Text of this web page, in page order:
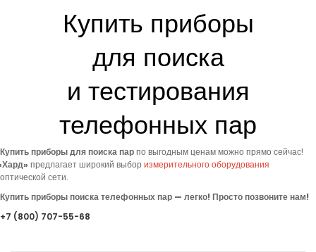
Купить приборы
для поиска
и тестирования
телефонных пар
Купить приборы для поиска парпо выгодным ценам можно прямо сейчас!
Хард» предлагаетширокий выборизмерительного оборудования
оптической сети.
Купить приборы поиска телефонных пар — легко! Просто позвоните нам!
+7 (800) 707-55-68